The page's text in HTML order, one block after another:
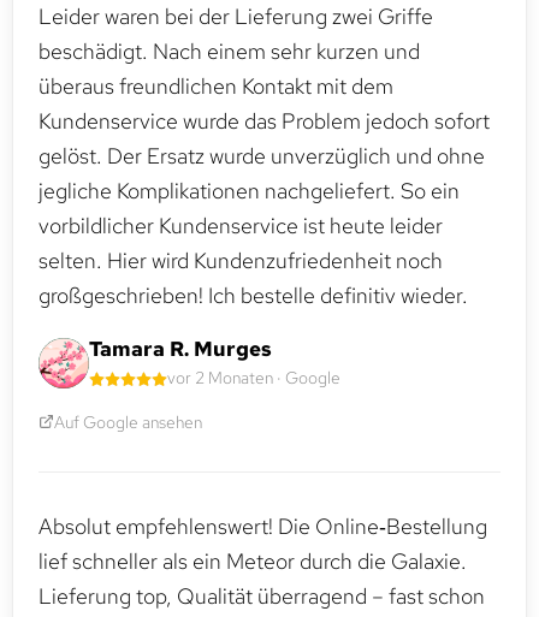
Leider waren bei der Lieferung zwei Griffe
beschädigt. Nach einem sehr kurzen und
überaus freundlichen Kontakt mit dem
Kundenservice wurde das Problem jedoch sofort
gelöst. Der Ersatz wurde unverzüglich und ohne
jegliche Komplikationen nachgeliefert. So ein
vorbildlicher Kundenservice ist heute leider
selten. Hier wird Kundenzufriedenheit noch
großgeschrieben! Ich bestelle definitiv wieder.
Tamara R. Murges
vor 2 Monaten · Google
Auf Google ansehen
Absolut empfehlenswert! Die Online‑Bestellung
lief schneller als ein Meteor durch die Galaxie.
Lieferung top, Qualität überragend – fast schon